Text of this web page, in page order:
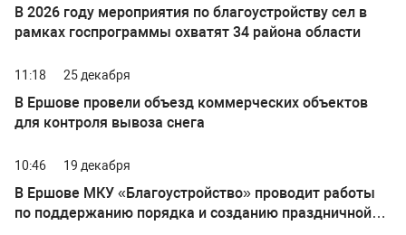
В 2026 году мероприятия по благоустройству сел в
рамках госпрограммы охватят 34 района области
11:18 25 декабря
В Ершове провели объезд коммерческих объектов
для контроля вывоза снега
10:46 19 декабря
В Ершове МКУ «Благоустройство» проводит работы
по поддержанию порядка и созданию праздничной